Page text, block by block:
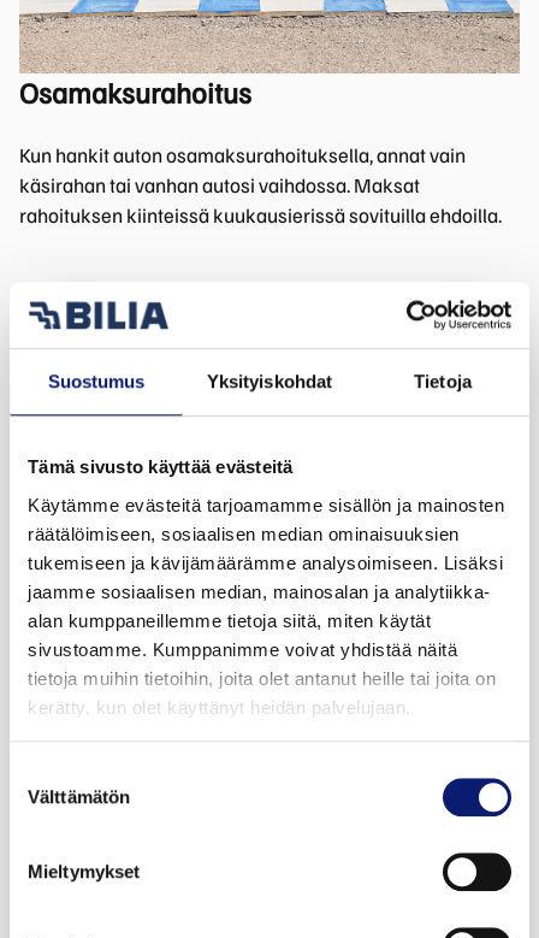
Suostumus Yksityiskohdat Tietoja
Tämä sivusto käyttää evästeitä
Käytämme evästeitä tarjoamamme sisällön ja mainosten
räätälöimiseen, sosiaalisen median ominaisuuksien
tukemiseen ja kävijämäärämme analysoimiseen. Lisäksi
jaamme sosiaalisen median, mainosalan ja analytiikka-
alan kumppaneillemme tietoja siitä, miten käytät
sivustoamme. Kumppanimme voivat yhdistää näitä
tietoja muihin tietoihin, joita olet antanut heille tai joita on
kerätty, kun olet käyttänyt heidän palvelujaan.
valinta
Välttämätön
Mieltymykset
Osamaksurahoitus
Kun hankit auton osamaksurahoituksella, annat vain
käsirahan tai vanhan autosi vaihdossa. Maksat
rahoituksen kiinteissä kuukausierissä sovituilla ehdoilla.
Yksityisleasing
Yksityisleasing on helppo ja riskitön tapa hankkia uusi
sinulle sopii, ilman auton omistamiseen liittyviä
kustannuksia ja riskejä. Yksityisleasingin etuna on kiinteä
kuukausihinta valitsitpa uuden Polestar-auton tai
vaihtoauton.
Kysy lisää myyjiltämme!